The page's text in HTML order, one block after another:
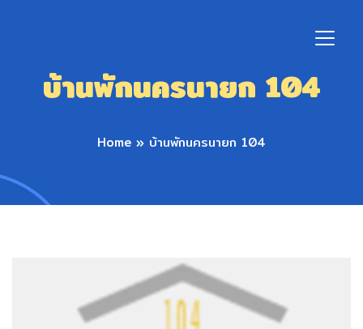
บ้านพักนครนายก 104
Home » บ้านพักนครนายก 104